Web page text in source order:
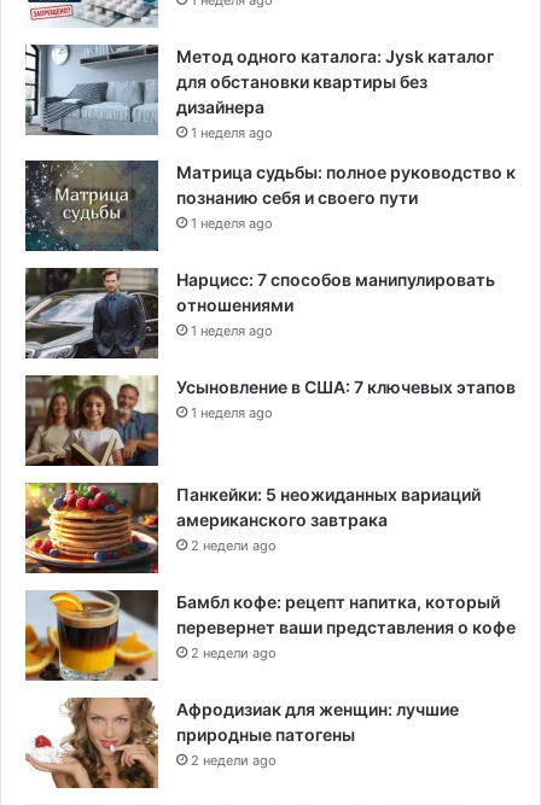
м
и
в
е
у
щ
и
м
и
д
е
м
о
к
а
т
а
м
и
Метод одного каталога: Jysk каталог
для обстановки квартиры без
дизайнера
1 неделя ago
Матрица судьбы: полное руководство к
познанию себя и своего пути
1 неделя ago
Нарцисс: 7 способов манипулировать
отношениями
1 неделя ago
Усыновление в США: 7 ключевых этапов
1 неделя ago
Панкейки: 5 неожиданных вариаций
американского завтрака
2 недели ago
Бамбл кофе: рецепт напитка, который
перевернет ваши представления о кофе
2 недели ago
Афродизиак для женщин: лучшие
природные патогены
2 недели ago